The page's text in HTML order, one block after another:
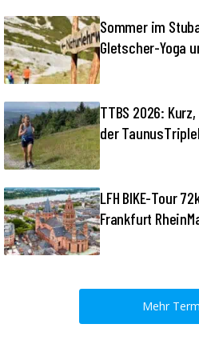
Sommer im
Gletscher-Yoga
TTBS 2026:
der
LFH BIKE-Tour
Frankfurt
Mehr